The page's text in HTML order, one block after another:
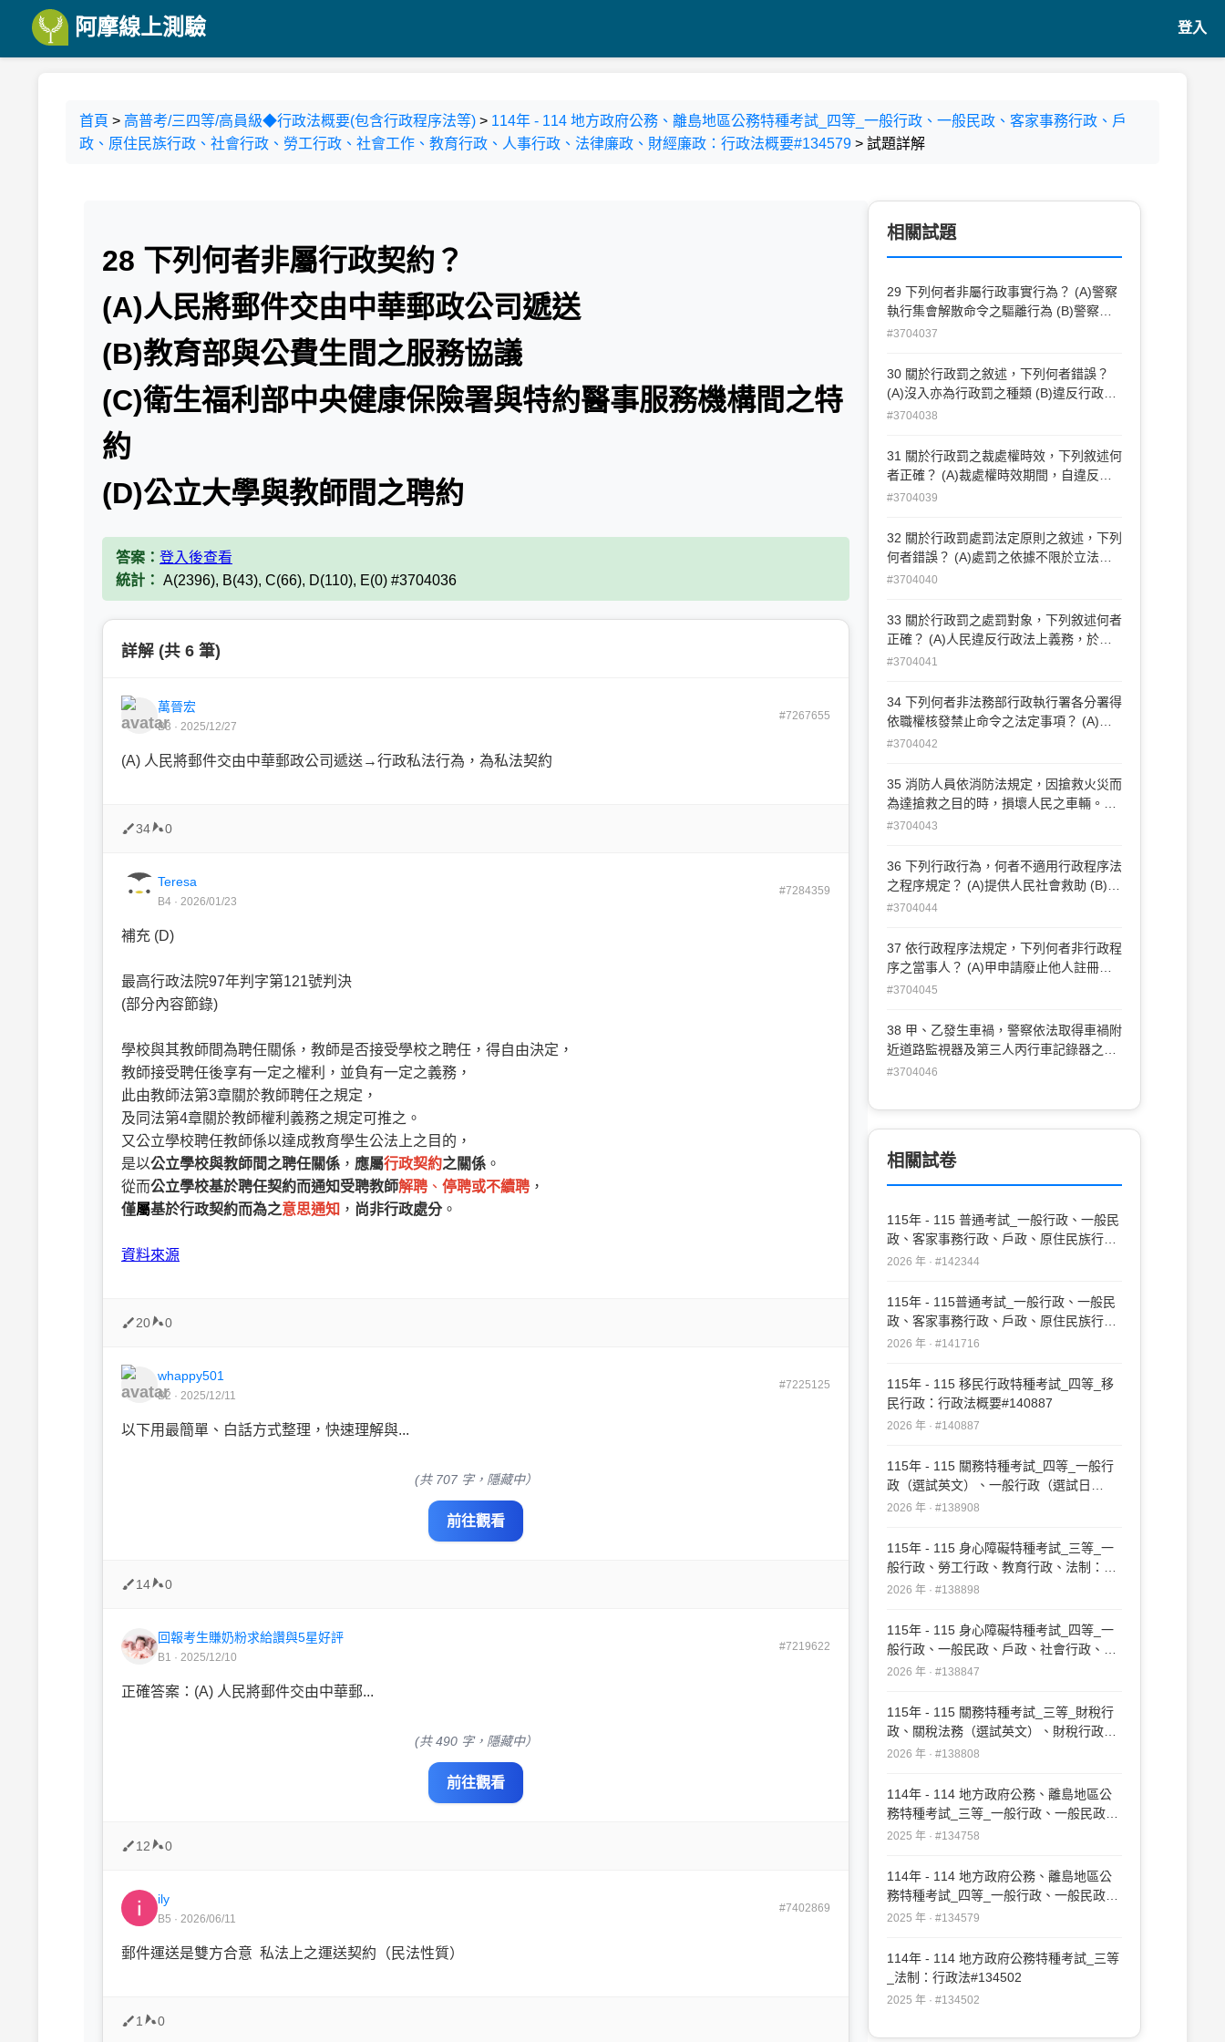
阿摩線上測驗 登入
首頁 > 高普考/三四等/高員級◆行政法概要(包含行政程序法等) > 114年 - 114 地方政府公務、離島地區公務特種考試_四等_一般行政、一般民政、客家事務行政、戶
政、原住民族行政、社會行政、勞工行政、社會工作、教育行政、人事行政、法律廉政、財經廉政：行政法概要#134579 > 試題詳解
28 下列何者非屬行政契約？
(A)人民將郵件交由中華郵政公司遞送
(B)教育部與公費生間之服務協議
(C)衛生福利部中央健康保險署與特約醫事服務機構間之特
約
(D)公立大學與教師間之聘約
答案： 登入後查看
統計： A(2396), B(43), C(66), D(110), E(0) #3704036
詳解 (共 6 筆)
萬晉宏
B3 · 2025/12/27
#7267655
(A) 人民將郵件交由中華郵政公司遞送→行政私法行為，為私法契約
34 0
Teresa
B4 · 2026/01/23
#7284359
補充 (D)
最高行政法院97年判字第121號判決
(部分內容節錄)
學校與其教師間為聘任關係，教師是否接受學校之聘任，得自由決定，
教師接受聘任後享有一定之權利，並負有一定之義務，
此由教師法第3章關於教師聘任之規定，
及同法第4章關於教師權利義務之規定可推之。
又公立學校聘任教師係以達成教育學生公法上之目的，
是以公立學校與教師間之聘任關係 ， 應屬行政契約之關係 。
從而公立學校基於聘任契約而通知受聘教師解聘 、 停聘或不續聘 ，
僅屬基於行政契約而為之意思通知 ， 尚非行政處分。
資料來源
20 0
whappy501
B2 · 2025/12/11
#7225125
以下用最簡單、白話方式整理，快速理解與...
(共 707 字，隱藏中）
前往觀看
14 0
回報考生賺奶粉求給讚與5星好評
B1 · 2025/12/10
#7219622
正確答案：(A) 人民將郵件交由中華郵...
(共 490 字，隱藏中）
前往觀看
12 0
ily
B5 · 2026/06/11
#7402869
郵件運送是雙方合意 私法上之運送契約（民法性質）
1 0
相關試題
29 下列何者非屬行政事實行為？ (A)警察
執行集會解散命令之驅離行為 (B)警察對
於現行犯使用警械 (C)主管機關警告某種
停車之標線
#3704037
30 關於行政罰之敘述，下列何者錯誤？
(A)沒入亦為行政罰之種類 (B)違反行政法
上義務之結果發生地在中華民國者，應受
之緊急避難行為，不受處罰 (D)違反行政
法上義務之行為，非出於故意者，均不予
#3704038
31 關於行政罰之裁處權時效，下列敘述何
者正確？ (A)裁處權時效期間，自違反行
政法上義務之行為終了時起算 (B)行政罰
者，裁處權時效期間自行政法上義務之行
為終了時 起算 (C)行政罰之裁處權，因 2
#3704039
32 關於行政罰處罰法定原則之敘述，下列
何者錯誤？ (A)處罰之依據不限於立法院
制定之法律 (B)行政機關依職權訂定之行
罰之依據有所變更時，採取從新從輕原則
(D)縣自治條例亦得規定勒令停工
#3704040
33 關於行政罰之處罰對象，下列敘述何者
正確？ (A)人民違反行政法上義務，於罰
鍰處分作成前死亡者，依法仍應科處 (B)
者，類推適用刑法規定 (C)未滿 14 歲之人
非屬行政罰之處罰對象 (D)行政機關非屬
#3704041
34 下列何者非法務部行政執行署各分署得
依職權核發禁止命令之法定事項？ (A)禁
止搭乘特定之交通工具 (B)禁止每月生活
(D)禁止清償與他人間所生之金錢借貸債務
#3704042
35 消防人員依消防法規定，因搶救火災而
為達搶救之目的時，損壞人民之車輛。此
一損壞車輛之行為， 依行政執行法規定，
為 (B)即時強制、行政處分 (C)直接強制、
事實行為 (D)直接強制、行政處分
#3704043
36 下列行政行為，何者不適用行政程序法
之程序規定？ (A)提供人民社會救助 (B)否
准外國人出入境 (C)政府採購招標過程
衛生管理法規之處罰
#3704044
37 依行政程序法規定，下列何者非行政程
序之當事人？ (A)甲申請廢止他人註冊之
商標 (B)乙擔任申請補助案件之輔佐人 (C)
(D)丁經主管機關通知後，參加鄰近危老建
築重建計畫
#3704045
38 甲、乙發生車禍，警察依法取得車禍附
近道路監視器及第三人丙行車記錄器之錄
影，下列敘述何者錯 誤？ (A)警察機關依
屬政府資訊 (B)丙同意交付其行車記錄器
錄影於警察後，該錄影仍屬丙個人資訊，
關之路人臉部特徵，屬於個人隱私，不得
任意提供 (D)警察提供肇事前後關鍵錄影
#3704046
相關試卷
115年 - 115 普通考試_一般行政、一般民
政、客家事務行政、戶政、原住民族行
政、社會行政、勞工行政、教育行政、人
要(重複)#142344
2026 年 · #142344
115年 - 115普通考試_一般行政、一般民
政、客家事務行政、戶政、原住民族行
政、社會行政、勞工行政、教育行政、人
要#141716
2026 年 · #141716
115年 - 115 移民行政特種考試_四等_移
民行政：行政法概要#140887
2026 年 · #140887
115年 - 115 關務特種考試_四等_一般行
政（選試英文）、一般行政（選試日
文）：行政法概要#138908
2026 年 · #138908
115年 - 115 身心障礙特種考試_三等_一
般行政、勞工行政、教育行政、法制：行
政法#138898
2026 年 · #138898
115年 - 115 身心障礙特種考試_四等_一
般行政、一般民政、戶政、社會行政、教
育行政：行政法概要#138847
2026 年 · #138847
115年 - 115 關務特種考試_三等_財稅行
政、關稅法務（選試英文）、財稅行政、
關稅法務（選試日文）：行政法#138808
2026 年 · #138808
114年 - 114 地方政府公務、離島地區公
務特種考試_三等_一般行政、一般民政、
戶政、原住民族行政、社會行政、勞工行
經廉政、農業行政：行政法#134758
2025 年 · #134758
114年 - 114 地方政府公務、離島地區公
務特種考試_四等_一般行政、一般民政、
客家事務行政、戶政、原住民族行政、社
政、人事行政、法律廉政、財經廉政：行
政法概要#134579
2025 年 · #134579
114年 - 114 地方政府公務特種考試_三等
_法制：行政法#134502
2025 年 · #134502